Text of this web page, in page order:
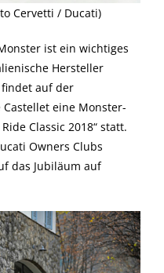
Cervetti / Ducati)
ist ein wichtiges
Hersteller
auf der
Castellet eine Monster-
Classic 2018“ statt.
Owners Clubs
das Jubiläum auf